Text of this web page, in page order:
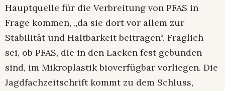
Hauptquelle für die Verbreitung von PFAS in
Frage kommen, „da sie dort vor allem zur
Stabilität und Haltbarkeit beitragen“. Fraglich
sei, ob PFAS, die in den Lacken fest gebunden
sind, im Mikroplastik bioverfügbar vorliegen. Die
Jagdfachzeitschrift kommt zu dem Schluss,